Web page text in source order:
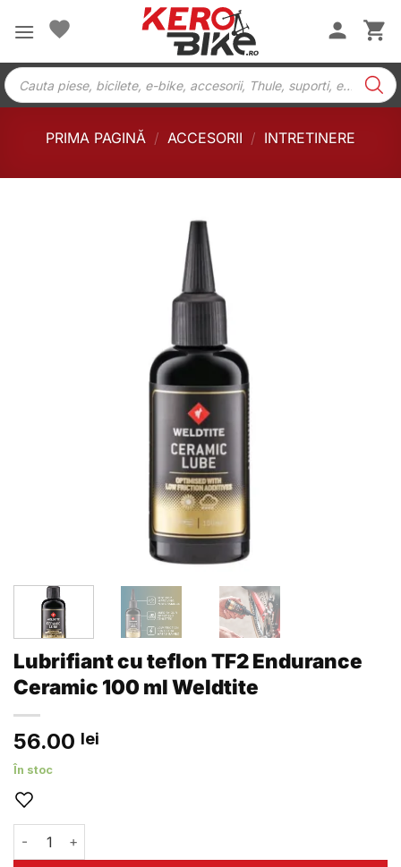
Products
search
PRIMA PAGINĂ / ACCESORII / INTRETINERE
Lubrifiant cu teflon TF2 Endurance
Ceramic 100 ml Weldtite
56.00 lei
În stoc
Cantitate Lubrifiant cu teflon TF2 Endurance Ceramic 100